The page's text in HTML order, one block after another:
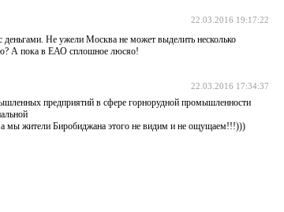
22.03.2016 19:17:22
Не ужели Москва не может выделить несколько
А пока в ЕАО сплошное люсяо!
22.03.2016 17:34:37
предприятий в сфере горнорудной промышленности
а мы жители Биробиджана этого не видим и не ощущаем!!!)))